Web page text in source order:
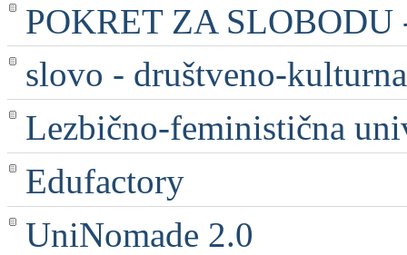
POKRET ZA SLOBODU
slovo - društveno-
Lezbično-feministična
Edufactory
UniNomade 2.0